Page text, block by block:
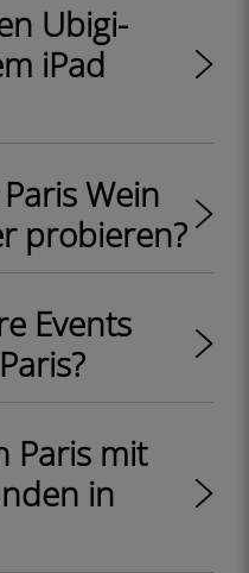
Ubigi-
iPad
Wein
probieren?
Events
Paris mit
in